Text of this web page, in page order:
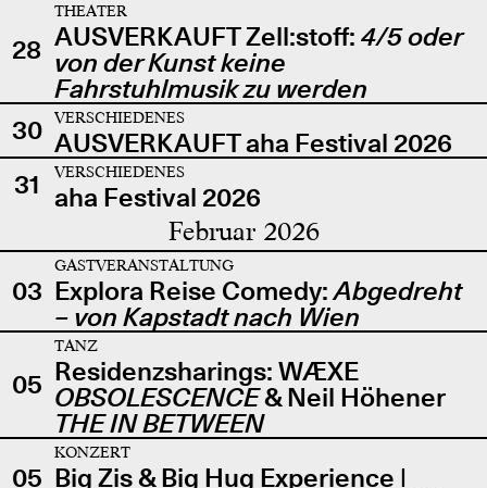
28
THEATER
AUSVERKAUFT Zell:stoff: 4/5 oder
von der Kunst keine
Fahrstuhlmusik zu werden
30
VERSCHIEDENES
AUSVERKAUFT aha Festival 2026
31
VERSCHIEDENES
aha Festival 2026
Februar 2026
03
GASTVERANSTALTUNG
Explora Reise Comedy:Abgedreht
– von Kapstadt nach Wien
05
TANZ
Residenzsharings: WÆXE
OBSOLESCENCE& Neil Höhener
THE IN BETWEEN
05
KONZERT
Big Zis & Big Hug Experience |